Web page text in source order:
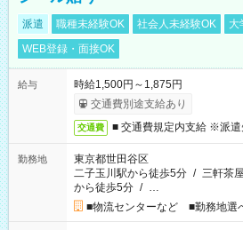
派遣 職種未経験OK 社会人未経験OK 大
WEB登録・面接OK
給与
時給1,500円～1,875円
交通費別途支給あり
交通費 ■ 交通費規定内支給 ※派遣
勤務地
東京都世田谷区
二子玉川駅から徒歩5分 / 三軒茶
から徒歩5分 / …
■物流センターなど ■勤務地選